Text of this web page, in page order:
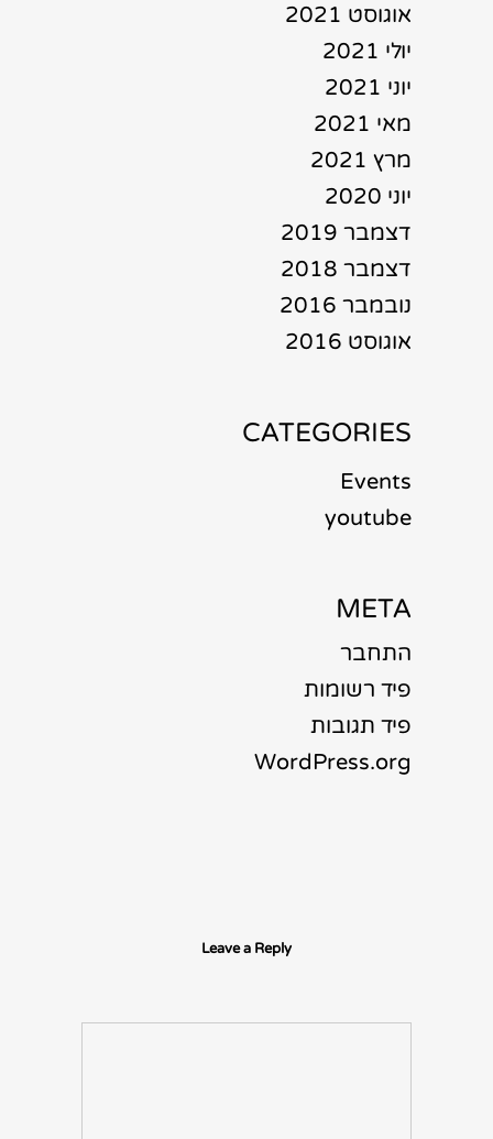
אוגוסט 2021
יולי 2021
יוני 2021
מאי 2021
מרץ 2021
יוני 2020
דצמבר 2019
דצמבר 2018
נובמבר 2016
אוגוסט 2016
CATEGORIES
Events
youtube
META
התחבר
פיד רשומות
פיד תגובות
WordPress.org
Leave a Reply